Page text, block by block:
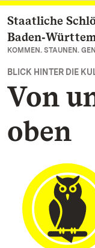
Zum
Staatliche
KOMMEN. STAUNEN.
BLICK HINTER DIE
Von
oben